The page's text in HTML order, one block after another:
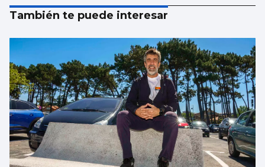
También te puede interesar